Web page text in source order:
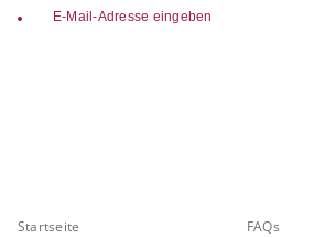
email
Startseite
FAQs